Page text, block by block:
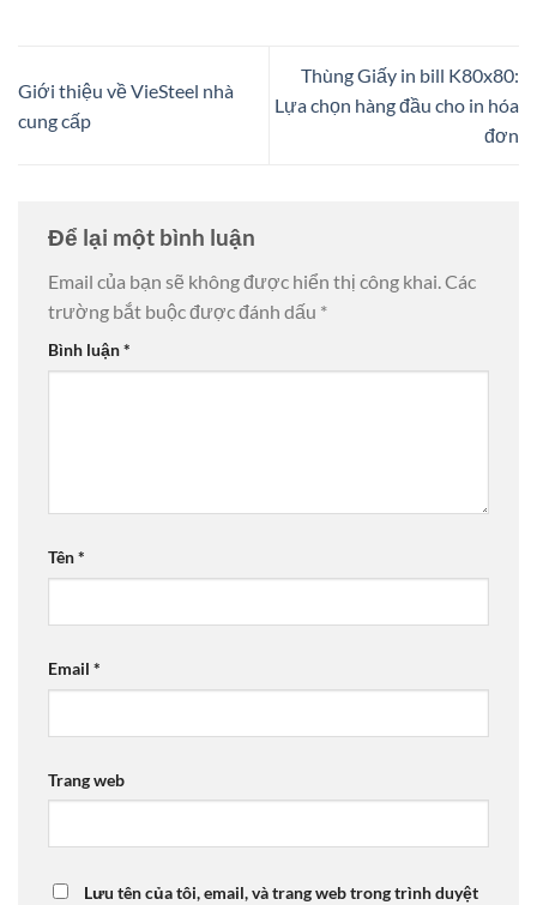
Giới thiệu về VieSteel nhà
cung cấp
Thùng Giấy in bill K80x80:
Lựa chọn hàng đầu cho in hóa
đơn
Để lại một bình luận
Email của bạn sẽ không được hiển thị công khai.Các
trường bắt buộc được đánh dấu *
Bình luận*
Tên*
Email *
Trang web
Lưu tên của tôi, email, và trang web trong trình duyệt